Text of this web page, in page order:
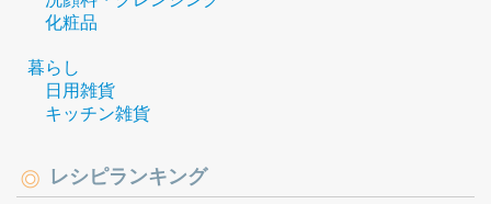
化粧品
暮らし
日用雑貨
キッチン雑貨
レシピランキング